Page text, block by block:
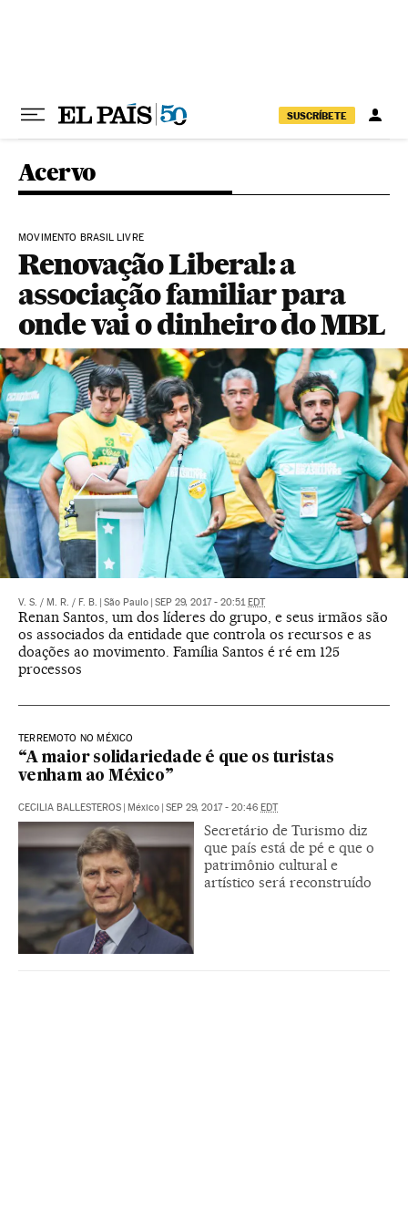
SUSCRÍBETE
Acervo
MOVIMENTO BRASIL LIVRE
Renovação Liberal: a
associação familiar para
onde vai o dinheiro do MBL
V. S. / M. R. / F. B. São Paulo SEP 29, 2017 - 20:51 EDT
Renan Santos, um dos líderes do grupo, e seus irmãos são
os associados da entidade que controla os recursos e as
doações ao movimento. Família Santos é ré em 125
processos
TERREMOTO NO MÉXICO
“A maior solidariedade é que os turistas
venham ao México”
CECILIA BALLESTEROS México SEP 29, 2017 - 20:46 EDT
Secretário de Turismo diz
que país está de pé e que o
patrimônio cultural e
artístico será reconstruído